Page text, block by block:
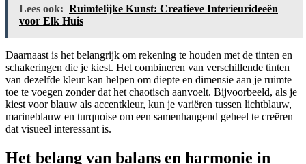
Lees ook: Ruimtelijke Kunst: Creatieve Interieurideeën
voor Elk Huis
Daarnaast is het belangrijk om rekening te houden met de tinten en
schakeringen die je kiest. Het combineren van verschillende tinten
van dezelfde kleur kan helpen om diepte en dimensie aan je ruimte
toe te voegen zonder dat het chaotisch aanvoelt. Bijvoorbeeld, als je
kiest voor blauw als accentkleur, kun je variëren tussen lichtblauw,
marineblauw en turquoise om een samenhangend geheel te creëren
dat visueel interessant is.
Het belang van balans en harmonie in